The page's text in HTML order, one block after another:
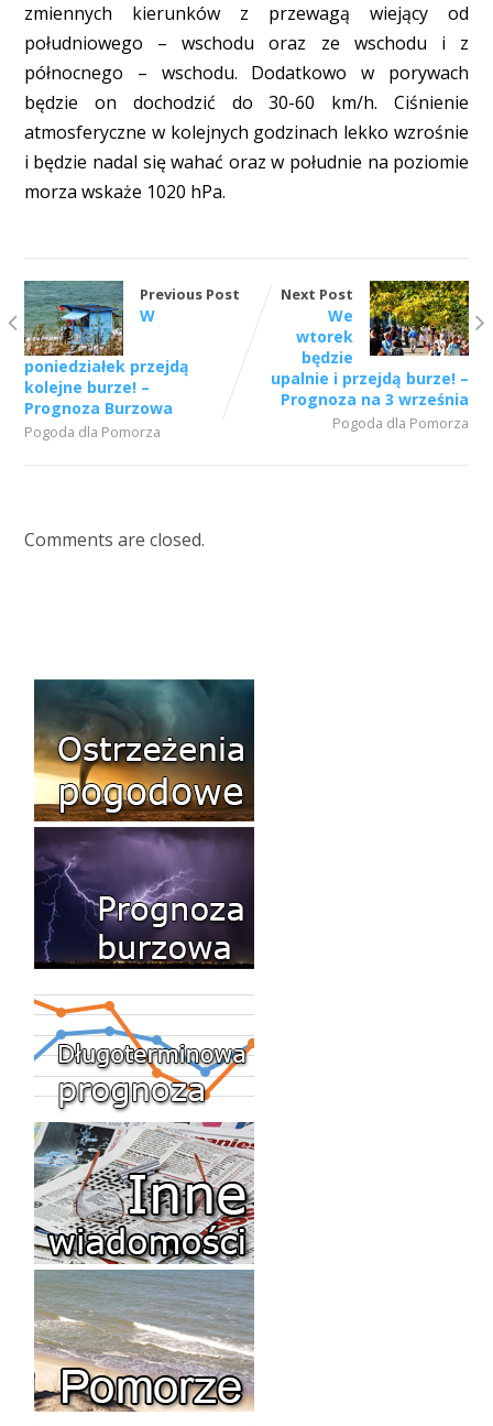
zmiennych kierunków z przewagą wiejący od
południowego – wschodu oraz ze wschodu i z
północnego – wschodu. Dodatkowo w porywach
będzie on dochodzić do 30-60 km/h. Ciśnienie
atmosferyczne w kolejnych godzinach lekko wzrośnie
i będzie nadal się wahać oraz w południe na poziomie
morza wskaże 1020 hPa.
Previous Post
W
poniedziałek przejdą
kolejne burze! –
Prognoza Burzowa
Pogoda dla Pomorza
Next Post
We
wtorek
będzie
upalnie i przejdą burze! –
Prognoza na 3 września
Pogoda dla Pomorza
Comments are closed.